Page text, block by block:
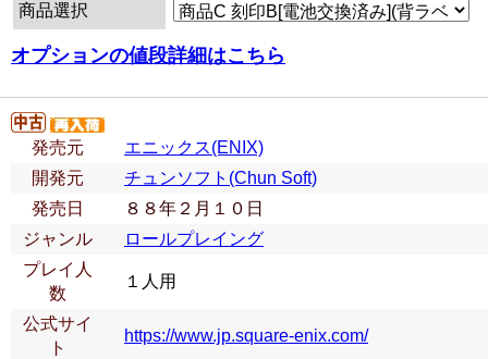
商品選択
オプションの値段詳細はこちら
発売元
エニックス(ENIX)
開発元
チュンソフト(Chun Soft)
発売日
８８年２月１０日
ジャンル
ロールプレイング
プレイ人
数
１人用
公式サイ
ト
https://www.jp.square-enix.com/